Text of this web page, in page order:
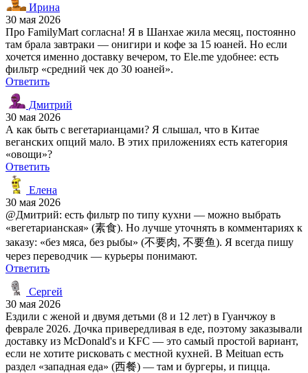
Ирина
30 мая 2026
Про FamilyMart согласна! Я в Шанхае жила месяц, постоянно
там брала завтраки — онигири и кофе за 15 юаней. Но если
хочется именно доставку вечером, то Ele.me удобнее: есть
фильтр «средний чек до 30 юаней».
Ответить
Дмитрий
30 мая 2026
А как быть с вегетарианцами? Я слышал, что в Китае
веганских опций мало. В этих приложениях есть категория
«овощи»?
Ответить
Елена
30 мая 2026
@Дмитрий: есть фильтр по типу кухни — можно выбрать
«вегетарианская» (素食). Но лучше уточнять в комментариях к
заказу: «без мяса, без рыбы» (不要肉, 不要鱼). Я всегда пишу
через переводчик — курьеры понимают.
Ответить
Сергей
30 мая 2026
Ездили с женой и двумя детьми (8 и 12 лет) в Гуанчжоу в
феврале 2026. Дочка привередливая в еде, поэтому заказывали
доставку из McDonald's и KFC — это самый простой вариант,
если не хотите рисковать с местной кухней. В Meituan есть
раздел «западная еда» (西餐) — там и бургеры, и пицца.